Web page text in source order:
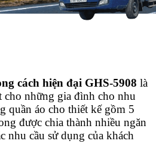
cách hiện đại GHS-5908 là
cho những gia đình cho nhu
quần áo cho thiết kế gồm 5
được chia thành nhiều ngăn
nhu cầu sử dụng của khách